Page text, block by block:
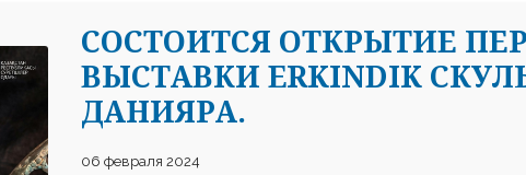
СОСТОИТСЯ ОТКРЫТИЕ
ВЫСТАВКИ ERKINDIK
ДАНИЯРА.
06 февраля 2024